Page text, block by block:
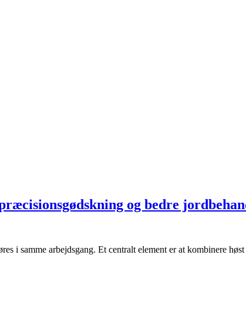
og bedre
i samme arbejdsgang. Et centralt element er at kombinere